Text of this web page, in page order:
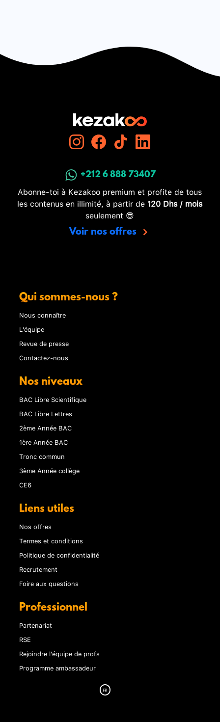
+212 6 888 73407
Abonne-toi à Kezakoo premium et profite de tous
les contenus en illimité, à partir de 120 Dhs / mois
seulement 😎
Voir nos offres
Qui sommes-nous ?
Nous connaître
L'équipe
Revue de presse
Contactez-nous
Nos niveaux
BAC Libre Scientifique
BAC Libre Lettres
2ème Année BAC
1ère Année BAC
Tronc commun
3ème Année collège
CE6
Liens utiles
Nos offres
Termes et conditions
Politique de confidentialité
Recrutement
Foire aux questions
Professionnel
Partenariat
RSE
Rejoindre l'équipe de profs
Programme ambassadeur